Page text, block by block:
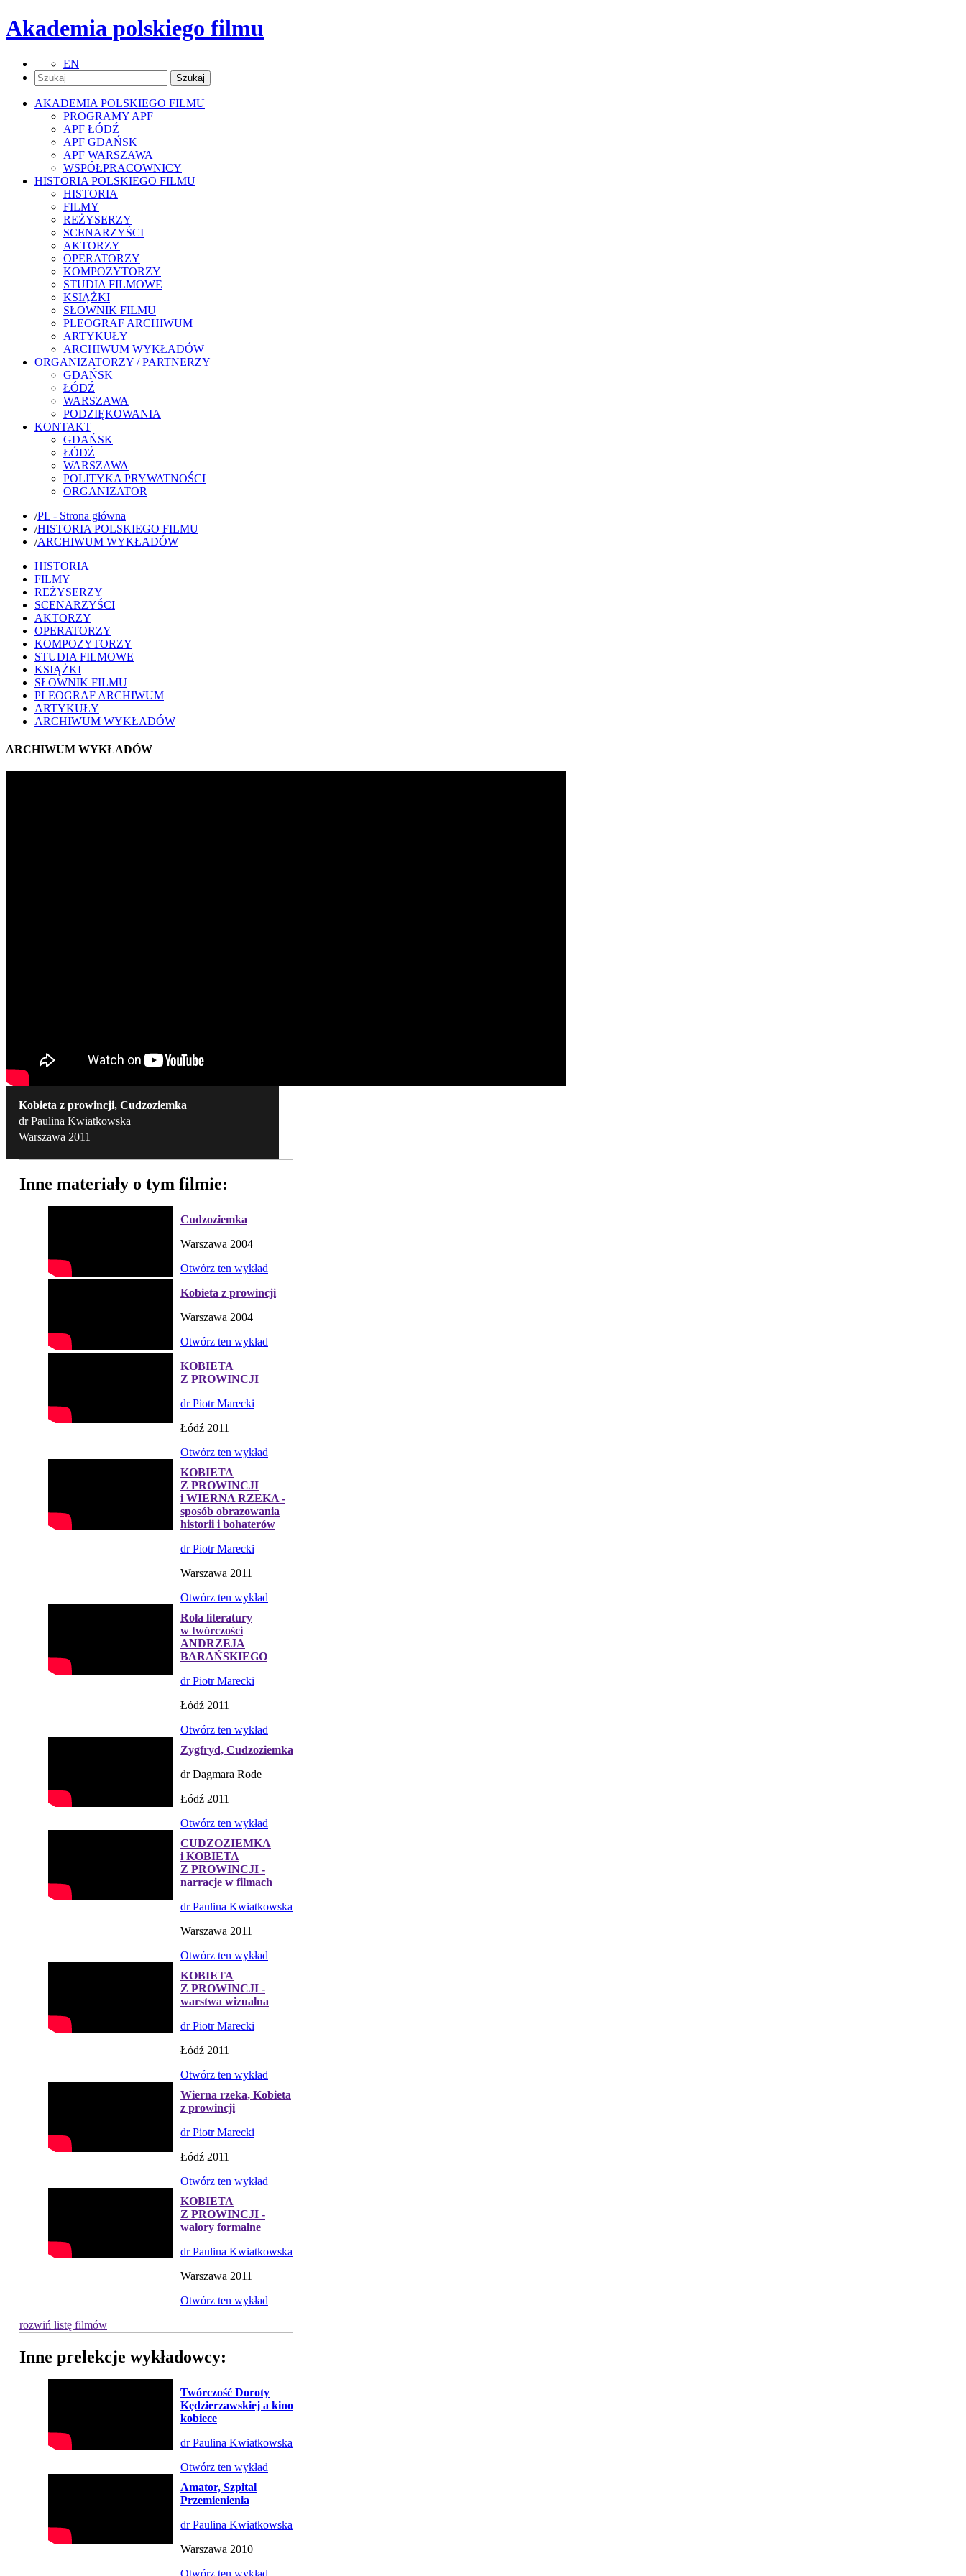
Akademia polskiego filmu
EN
AKADEMIA POLSKIEGO FILMU
PROGRAMY APF
APF ŁÓDŹ
APF GDAŃSK
APF WARSZAWA
WSPÓŁPRACOWNICY
HISTORIA POLSKIEGO FILMU
HISTORIA
FILMY
REŻYSERZY
SCENARZYŚCI
AKTORZY
OPERATORZY
KOMPOZYTORZY
STUDIA FILMOWE
KSIĄŻKI
SŁOWNIK FILMU
PLEOGRAF ARCHIWUM
ARTYKUŁY
ARCHIWUM WYKŁADÓW
ORGANIZATORZY / PARTNERZY
GDAŃSK
ŁÓDŹ
WARSZAWA
PODZIĘKOWANIA
KONTAKT
GDAŃSK
ŁÓDŹ
WARSZAWA
POLITYKA PRYWATNOŚCI
ORGANIZATOR
/PL - Strona główna
/HISTORIA POLSKIEGO FILMU
/ARCHIWUM WYKŁADÓW
HISTORIA
FILMY
REŻYSERZY
SCENARZYŚCI
AKTORZY
OPERATORZY
KOMPOZYTORZY
STUDIA FILMOWE
KSIĄŻKI
SŁOWNIK FILMU
PLEOGRAF ARCHIWUM
ARTYKUŁY
ARCHIWUM WYKŁADÓW
ARCHIWUM WYKŁADÓW
Kobieta z prowincji, Cudzoziemka
dr Paulina Kwiatkowska
Warszawa 2011
Inne materiały o tym filmie:
Cudzoziemka
Warszawa 2004
Otwórz ten wykład
Kobieta z prowincji
Warszawa 2004
Otwórz ten wykład
KOBIETA
Z PROWINCJI
dr Piotr Marecki
Łódź 2011
Otwórz ten wykład
KOBIETA
Z PROWINCJI
i WIERNA RZEKA -
sposób obrazowania
historii i bohaterów
dr Piotr Marecki
Warszawa 2011
Otwórz ten wykład
Rola literatury
w twórczości
ANDRZEJA
BARAŃSKIEGO
dr Piotr Marecki
Łódź 2011
Otwórz ten wykład
Zygfryd, Cudzoziemka
dr Dagmara Rode
Łódź 2011
Otwórz ten wykład
CUDZOZIEMKA
i KOBIETA
Z PROWINCJI -
narracje w filmach
dr Paulina Kwiatkowska
Warszawa 2011
Otwórz ten wykład
KOBIETA
Z PROWINCJI -
warstwa wizualna
dr Piotr Marecki
Łódź 2011
Otwórz ten wykład
Wierna rzeka, Kobieta
z prowincji
dr Piotr Marecki
Łódź 2011
Otwórz ten wykład
KOBIETA
Z PROWINCJI -
walory formalne
dr Paulina Kwiatkowska
Warszawa 2011
Otwórz ten wykład
rozwiń listę filmów
Inne prelekcje wykładowcy:
Twórczość Doroty
Kędzierzawskiej a kino
kobiece
dr Paulina Kwiatkowska
Otwórz ten wykład
Amator, Szpital
Przemienienia
dr Paulina Kwiatkowska
Warszawa 2010
Otwórz ten wykład